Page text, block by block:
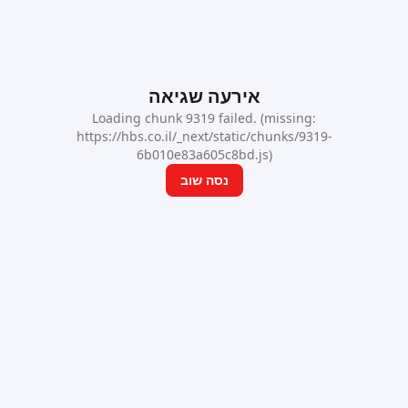
אירעה שגיאה
Loading chunk 9319 failed. (missing:
https://hbs.co.il/_next/static/chunks/9319-
6b010e83a605c8bd.js)